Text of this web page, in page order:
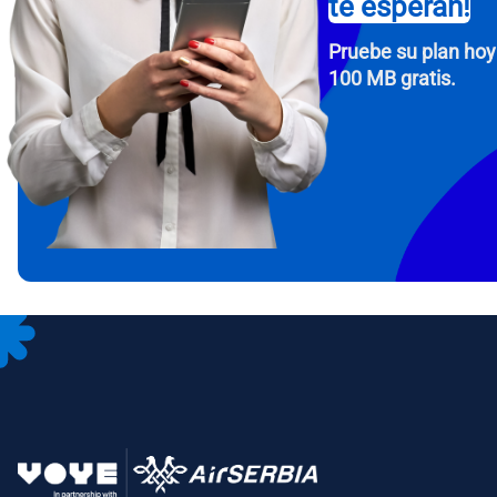
To
Then,
in
te esperan!
Pruebe su plan
100 MB gratis.